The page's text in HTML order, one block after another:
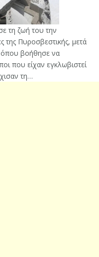
τη ζωή του την
της Πυροσβεστικής, μετά
βοήθησε να
που είχαν εγκλωβιστεί
τη…